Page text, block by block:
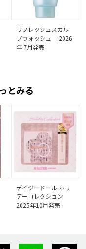
リフレッシュスカル
プウォッシュ ［2026
年 7月発売］
とみる
デイジードール ホリ
デーコレクション
2025年10月発売］